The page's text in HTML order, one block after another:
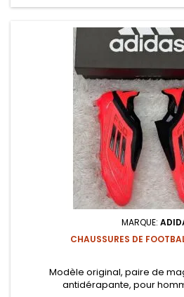
MARQUE:
CHAUSSURES DE
Modèle original, paire de
antidérapante, pour